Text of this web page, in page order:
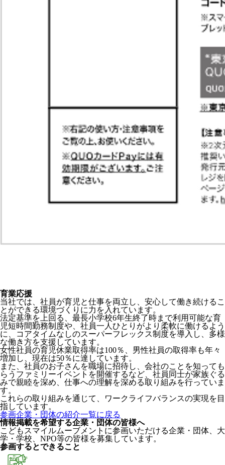
育業応援
当社では、社員が育児と仕事を両立し、安心して働き続けるこ
とができる環境づくりに力を入れています。
法定基準を上回る、最長小学校6年生終了時まで利用可能な育
児短時間勤務制度や、社員一人ひとりがより柔軟に働けるよう
に、コアタイムなしのスーパーフレックス制度を導入し、多様
な働き方を支援しています。
女性社員の育児休業取得率は100％、男性社員の取得率も年々
増加し、現在は50％に達しています。
また、社員のお子さんを職場に招待し、会社のことを知っても
らうファミリーイベントを開催するなど、社員同士が家族ぐる
みで親睦を深め、仕事への理解を深める取り組みを行っていま
す。
これらの取り組みを通じて、ワークライフバランスの実現を目
指しています。
参画企業・団体の紹介一覧に戻る
情報掲載を希望する企業・団体の皆様へ
こどもスマイルムーブメントに参画いただける企業・団体、大
学・学校、NPO等の皆様を募集しています。
参画するとできること